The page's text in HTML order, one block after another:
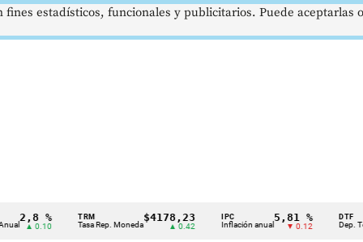
2,8 %
0.10
TRM
Tasa Rep. Moneda
$4178,23
▲ 0.42
IPC
Inflación anual
5,81 %
▼ 0.12
DTF
Dep.
estadísticos, funcionales y publicitarios. Puede aceptarlas